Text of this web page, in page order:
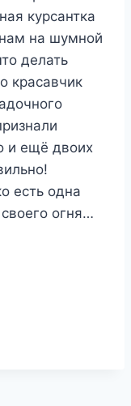
курсантка
на шумной
делать
красавчик
и ещё двоих
есть одна
огня…